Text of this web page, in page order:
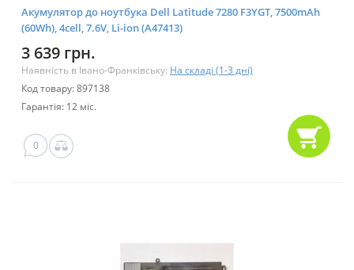
Акумулятор до ноутбука Dell Latitude 7280 F3YGT, 7500mAh
(60Wh), 4cell, 7.6V, Li-ion (A47413)
3 639 грн.
Наявність в Івано-Франківську: На складі (1-3 дні)
Код товару: 897138
Гарантія: 12 міс.
0